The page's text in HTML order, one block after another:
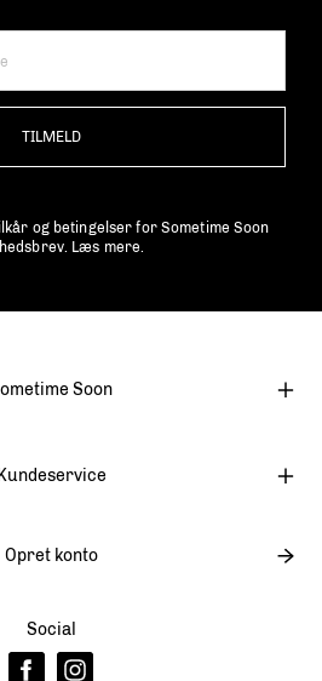
TILMELD
og betingelser for Sometime Soon
Læs mere.
Soon
Kundeservice
Opret konto
Social